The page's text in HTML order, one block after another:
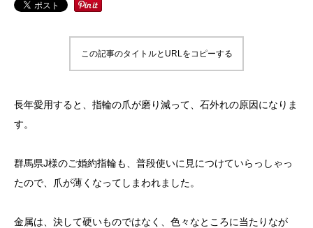
この記事のタイトルとURLをコピーする
長年愛用すると、指輪の爪が磨り減って、石外れの原因になりま
す。
群馬県J様のご婚約指輪も、普段使いに見につけていらっしゃっ
たので、爪が薄くなってしまわれました。
金属は、決して硬いものではなく、色々なところに当たりなが